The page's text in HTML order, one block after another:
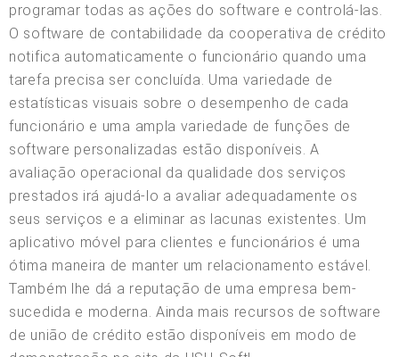
programar todas as ações do software e controlá-las.
O software de contabilidade da cooperativa de crédito
notifica automaticamente o funcionário quando uma
tarefa precisa ser concluída. Uma variedade de
estatísticas visuais sobre o desempenho de cada
funcionário e uma ampla variedade de funções de
software personalizadas estão disponíveis. A
avaliação operacional da qualidade dos serviços
prestados irá ajudá-lo a avaliar adequadamente os
seus serviços e a eliminar as lacunas existentes. Um
aplicativo móvel para clientes e funcionários é uma
ótima maneira de manter um relacionamento estável.
Também lhe dá a reputação de uma empresa bem-
sucedida e moderna. Ainda mais recursos de software
de união de crédito estão disponíveis em modo de